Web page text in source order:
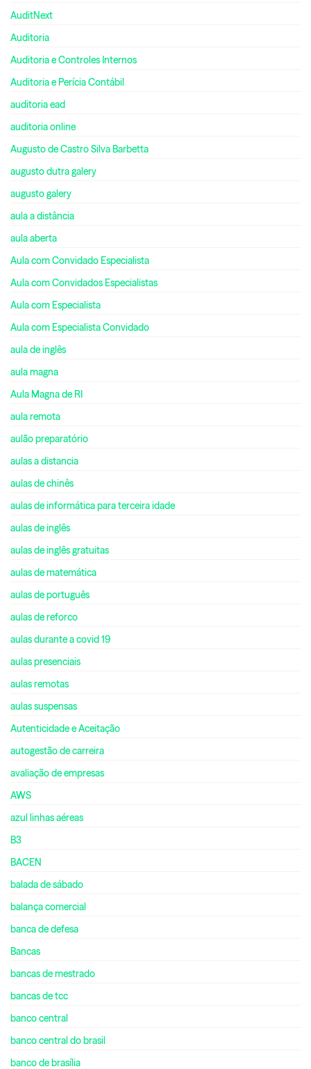
AuditNext
Auditoria
Auditoria e Controles Internos
Auditoria e Perícia Contábil
auditoria ead
auditoria online
Augusto de Castro Silva Barbetta
augusto dutra galery
augusto galery
aula a distância
aula aberta
Aula com Convidado Especialista
Aula com Convidados Especialistas
Aula com Especialista
Aula com Especialista Convidado
aula de inglês
aula magna
Aula Magna de RI
aula remota
aulão preparatório
aulas a distancia
aulas de chinês
aulas de informática para terceira idade
aulas de inglês
aulas de inglês gratuitas
aulas de matemática
aulas de português
aulas de reforco
aulas durante a covid 19
aulas presenciais
aulas remotas
aulas suspensas
Autenticidade e Aceitação
autogestão de carreira
avaliação de empresas
AWS
azul linhas aéreas
B3
BACEN
balada de sábado
balança comercial
banca de defesa
Bancas
bancas de mestrado
bancas de tcc
banco central
banco central do brasil
banco de brasília